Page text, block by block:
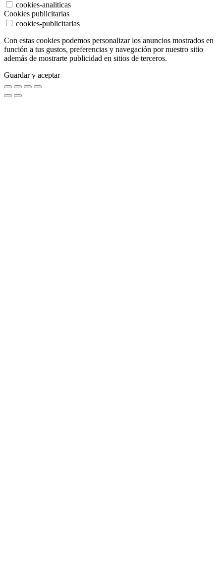
cookies-analiticas
Cookies publicitarias
cookies-publicitarias
Con estas cookies podemos personalizar los anuncios mostrados en
función a tus gustos, preferencias y navegación por nuestro sitio
además de mostrarte publicidad en sitios de terceros.
Guardar y aceptar